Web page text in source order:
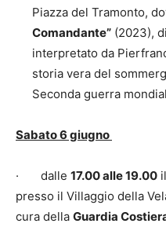
Piazza del Tramonto,
Comandante” (2023),
interpretato da
storia vera del
Seconda guerra
Sabato 6 giugno
· dalle 17.00 alle 19.00
presso il Villaggio della
cura della Guardia